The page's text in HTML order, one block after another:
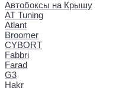
Автобоксы на Крышу
AT Tuning
Atlant
Broomer
CYBORT
Fabbri
Farad
G3
Hakr